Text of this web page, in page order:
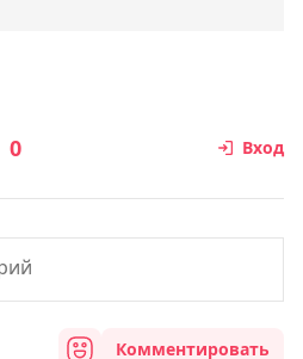
0 Вход
Комментировать